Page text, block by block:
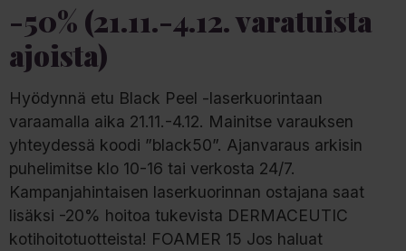
-50% (21.11.-4.12. varatuista
ajoista)
Hyödynnä etu Black Peel -laserkuorintaan
varaamalla aika 21.11.-4.12. Mainitse varauksen
yhteydessä koodi ”black50”. Ajanvaraus arkisin
puhelimitse klo 10-16 tai verkosta 24/7.
Kampanjahintaisen laserkuorinnan ostajana saat
lisäksi -20% hoitoa tukevista DERMACEUTIC
kotihoitotuotteista! FOAMER 15 Jos haluat